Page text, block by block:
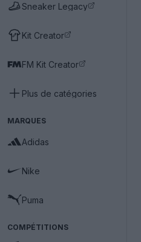
Sneaker Legacy
Kit Creator
FM Kit Creator
Plus de catégories
MARQUES
Adidas
Nike
Puma
COMPÉTITIONS